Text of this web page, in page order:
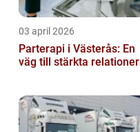
03 april 2026
Parterapi i Västerås: En
väg till stärkta relationer